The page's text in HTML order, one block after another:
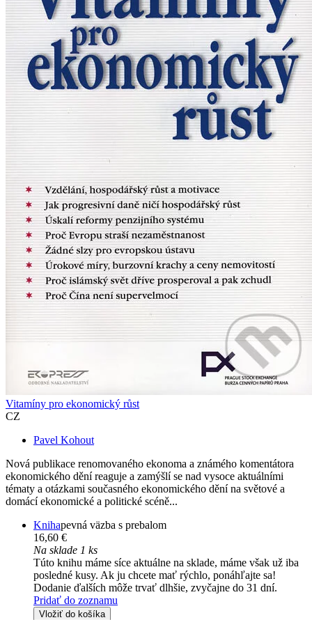
Vitamíny pro ekonomický růst
CZ
Pavel Kohout
Nová publikace renomovaného ekonoma a známého komentátora
ekonomického dění reaguje a zamýšlí se nad vysoce aktuálními
tématy a otázkami současného ekonomického dění na světové a
domácí ekonomické a politické scéně...
Knihapevná väzba s prebalom
16,60 €
Na sklade 1 ks
Túto knihu máme síce aktuálne na sklade, máme však už iba
posledné kusy. Ak ju chcete mať rýchlo, ponáhľajte sa!
Dodanie ďalších môže trvať dlhšie, zvyčajne do 31 dní.
Pridať do zoznamu
Vložiť do košíka